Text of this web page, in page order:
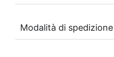
Modalità di spedizione